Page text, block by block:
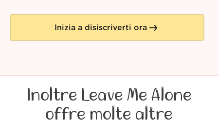
Inizia a disiscriverti ora
Inoltre Leave Me Alone
offre molte altre